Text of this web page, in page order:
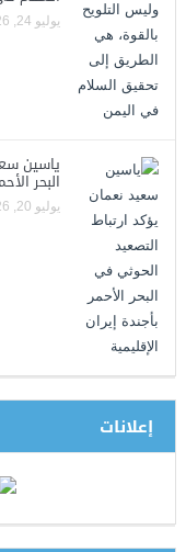
يوليو 24, 2026
ياسين
البحر
يوليو 20, 2026
إعلانات